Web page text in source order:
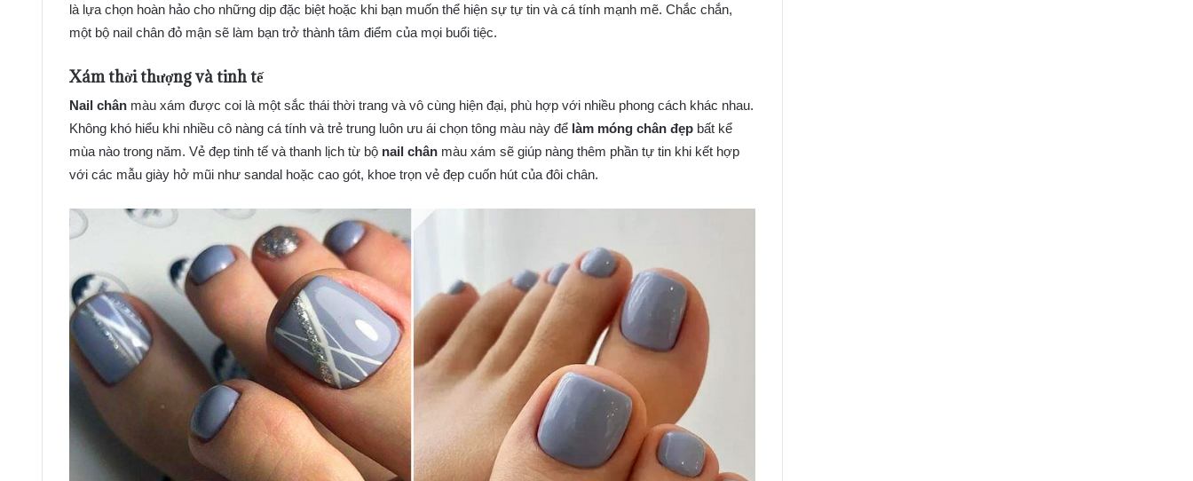
là lựa chọn hoàn hảo cho những dịp đặc biệt hoặc khi bạn muốn thể hiện sự tự tin và cá tính mạnh mẽ. Chắc chắn,
một bộ nail chân đỏ mận sẽ làm bạn trở thành tâm điểm của mọi buổi tiệc.
Xám thời thượng và tinh tế
Nail chân màu xám được coi là một sắc thái thời trang và vô cùng hiện đại, phù hợp với nhiều phong cách khác nhau.
Không khó hiểu khi nhiều cô nàng cá tính và trẻ trung luôn ưu ái chọn tông màu này để làm móng chân đẹp bất kể
mùa nào trong năm. Vẻ đẹp tinh tế và thanh lịch từ bộ nail chân màu xám sẽ giúp nàng thêm phần tự tin khi kết hợp
với các mẫu giày hở mũi như sandal hoặc cao gót, khoe trọn vẻ đẹp cuốn hút của đôi chân.